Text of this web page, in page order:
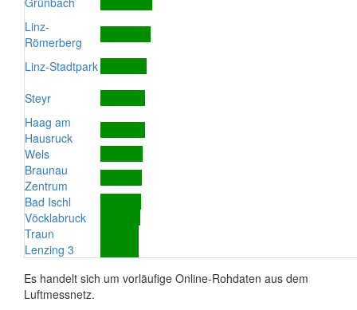
Linz-
Römerberg
Linz-Stadtpark
Steyr
Haag am
Hausruck
Wels
Braunau
Zentrum
Bad Ischl
Vöcklabruck
Traun
Lenzing 3
Es handelt sich um vorläufige Online-Rohdaten aus dem
Luftmessnetz.